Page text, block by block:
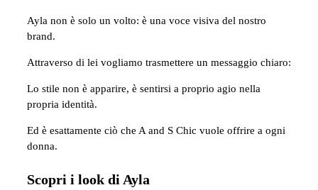
Ayla non è solo un volto: è una voce visiva del nostro
brand.
Attraverso di lei vogliamo trasmettere un messaggio chiaro:
Lo stile non è apparire, è sentirsi a proprio agio nella
propria identità.
Ed è esattamente ciò che A and S Chic vuole offrire a ogni
donna.
Scopri i look di Ayla